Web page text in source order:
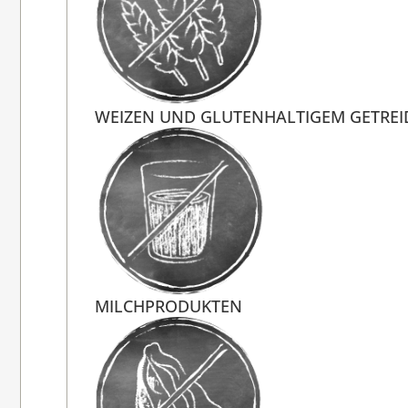
WEIZEN UND GLUTENHALTIGEM
MILCHPRODUKTEN